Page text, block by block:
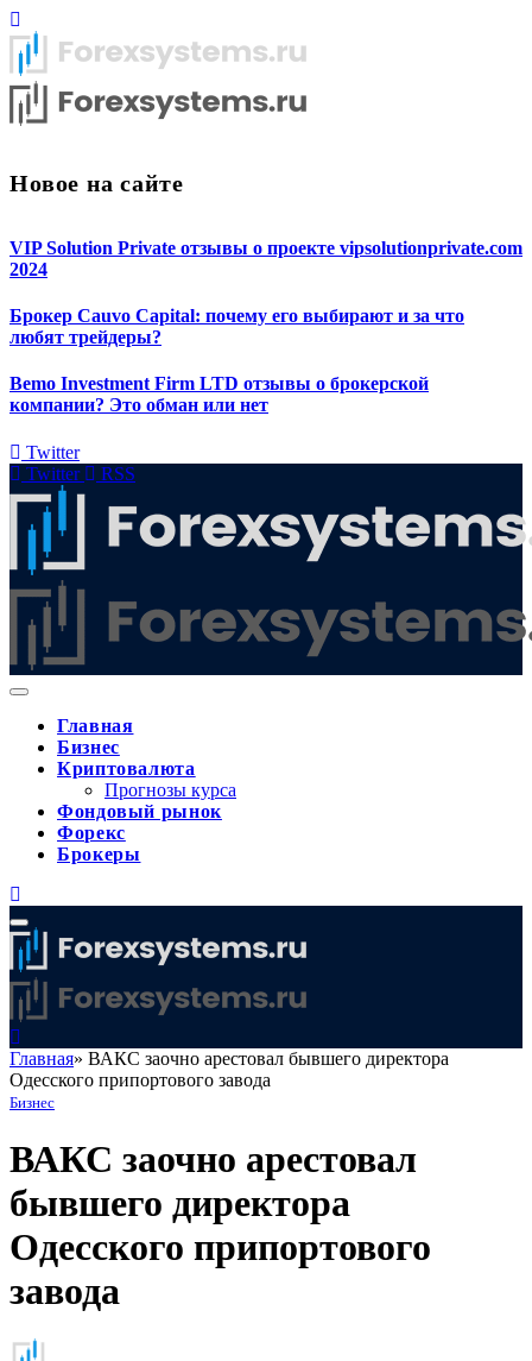
Новое на сайте
VIP Solution Private отзывы о проекте vipsolutionprivate.com
2024
Брокер Cauvo Capital: почему его выбирают и за что
любят трейдеры?
Bemo Investment Firm LTD отзывы о брокерской
компании? Это обман или нет
Twitter
Twitter
RSS
Главная
Бизнес
Криптовалюта
Прогнозы курса
Фондовый рынок
Форекс
Брокеры
Главная» ВАКС заочно арестовал бывшего директора
Одесского припортового завода
Бизнес
ВАКС заочно арестовал
бывшего директора
Одесского припортового
завода